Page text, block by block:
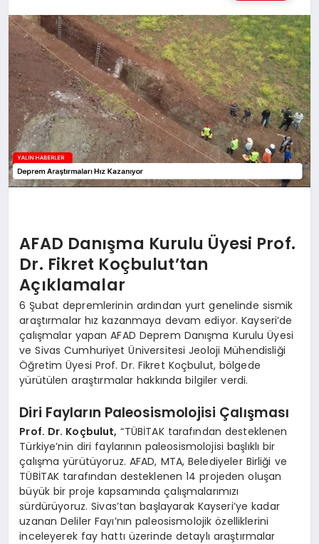
EĞİTİM
TEKNOLOJİ
MAGAZİN
SAĞLIK
AFAD Danışma Kurulu Üyesi Prof.
Dr. Fikret Koçbulut’tan
Açıklamalar
6 Şubat depremlerinin ardından yurt genelinde sismik
araştırmalar hız kazanmaya devam ediyor. Kayseri’de
çalışmalar yapan AFAD Deprem Danışma Kurulu Üyesi
ve Sivas Cumhuriyet Üniversitesi Jeoloji Mühendisliği
Öğretim Üyesi Prof. Dr. Fikret Koçbulut, bölgede
yürütülen araştırmalar hakkında bilgiler verdi.
Diri Fayların Paleosismolojisi Çalışması
Prof. Dr. Koçbulut, “TÜBİTAK tarafından desteklenen
Türkiye’nin diri faylarının paleosismolojisi başlıklı bir
çalışma yürütüyoruz. AFAD, MTA, Belediyeler Birliği ve
TÜBİTAK tarafından desteklenen 14 projeden oluşan
büyük bir proje kapsamında çalışmalarımızı
sürdürüyoruz. Sivas’tan başlayarak Kayseri’ye kadar
uzanan Deliler Fayı’nın paleosismolojik özelliklerini
inceleyerek fay hattı üzerinde detaylı araştırmalar